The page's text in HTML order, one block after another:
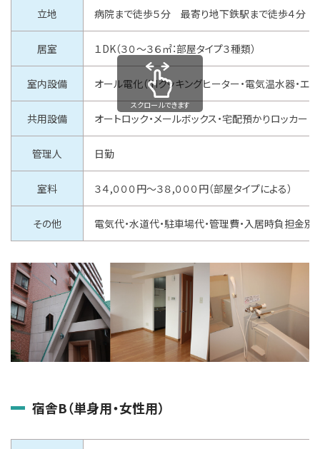
立地 病院まで徒歩５分 最寄り地下鉄駅まで徒歩４分
居室 １DK（３０～３６㎡：部屋タイプ３種類）
室内設備 オール電化（IHクッキングヒーター・電気温水器・エア
共用設備 オートロック・メールボックス・宅配預かりロッカー
管理人 日勤
室料 ３４,０ ００円～３８,０ ００円（部屋タイプによる）
その他 電気代・水道代・駐車場代・管理費・入居時負担金別
スクロールできます
宿舎B（単身用・女性用）